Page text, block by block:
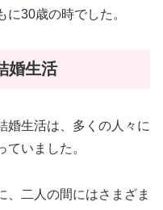
30歳の時でした。
婚生活
婚生活は、多くの人々に
いました。
、二人の間にはさまざま